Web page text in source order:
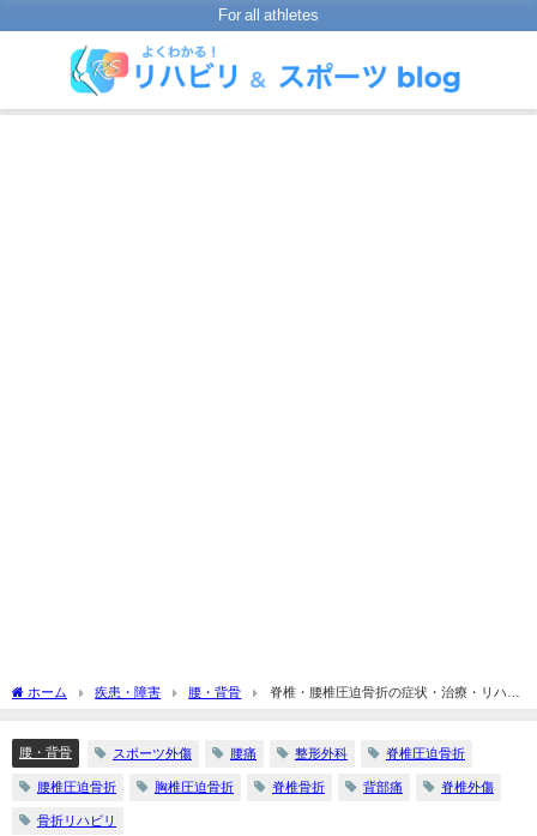
For all athletes
ホーム 疾患・障害 腰・背骨
脊椎・腰椎圧迫骨折の症状・治療・リハビ
リ｜背中や腰が痛い…
腰・背骨 スポーツ外傷 腰痛 整形外科 脊椎圧迫骨折
腰椎圧迫骨折 胸椎圧迫骨折 脊椎骨折 背部痛 脊椎外傷
骨折リハビリ